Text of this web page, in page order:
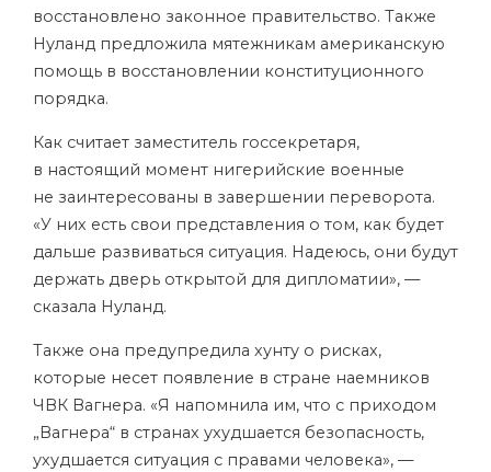
восстановлено законное правительство. Также
Нуланд предложила мятежникам американскую
помощь в восстановлении конституционного
порядка.
Как считает заместитель госсекретаря,
в настоящий момент нигерийские военные
не заинтересованы в завершении переворота.
«У них есть свои представления о том, как будет
дальше развиваться ситуация. Надеюсь, они будут
держать дверь открытой для дипломатии», —
сказала Нуланд.
Также она предупредила хунту о рисках,
которые несет появление в стране наемников
ЧВК Вагнера. «Я напомнила им, что с приходом
„Вагнера“ в странах ухудшается безопасность,
ухудшается ситуация с правами человека», —